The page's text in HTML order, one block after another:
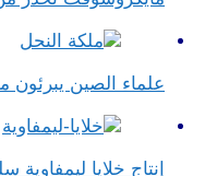
علماء الصين
إنتاج خلايا